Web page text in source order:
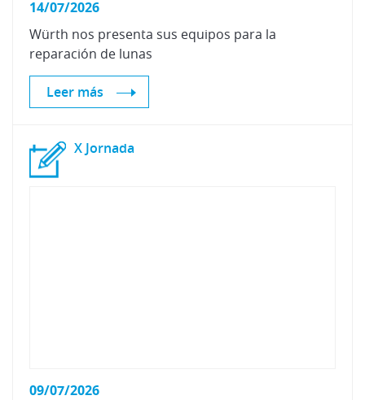
14/07/2026
Würth nos presenta sus equipos para la
reparación de lunas
Leer más
X Jornada
09/07/2026